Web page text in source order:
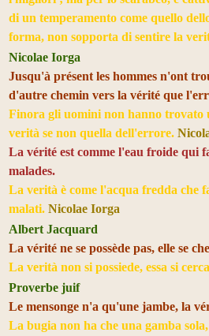
di un temperamento come quello
forma, non sopporta di sentire la
Nicolae Iorga
Jusqu'à présent les hommes n'ont
d'autre chemin vers la vérité que
Finora gli uomini non hanno trovato
verità se non quella dell'errore.
La vérité est comme l'eau froide qui
malades.
La verità è come l'acqua fredda che
malati. Nicolae Iorga
Albert Jacquard
La vérité ne se possède pas, elle se
La verità non si possiede, essa si
Proverbe juif
Le mensonge n'a qu'une jambe, la
La bugia non ha che una gamba